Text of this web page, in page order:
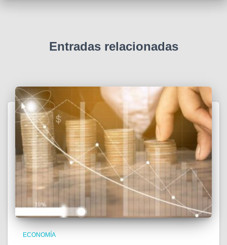
Entradas relacionadas
ECONOMÍA